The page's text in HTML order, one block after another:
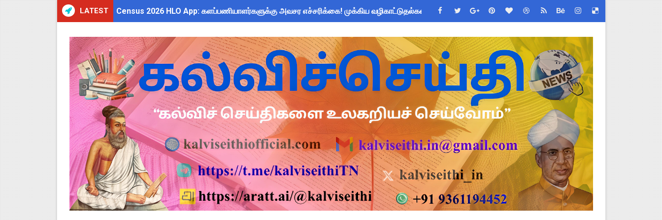
LATEST Census 2026 HLO App: களப்பணியாளர்களுக்கு அவசர எச்சரிக்கை! முக்கிய வழிகாட்டுதல்கள் & சட்டப்பூர்வ விதிகள்!
WWF India வழங்கும் Wild Wisdom Global Challenge 2026 ஆங்கில வினாடி வினா போட்டி! 6-9 வகுப்பு மாணவர்கள் பங்கேற்க தமிழ்நாடு பள்ளிக்கல்வி இணை
அரசு ஊழியர்களுக்கு ரூ.14,000 கோடி நிதி குறைப்பா? புதிய மருத்துவக் காப்பீடு & OPS கோரிக்கை - TNGEA கண்டனம்!
தமிழகப் பள்ளிகளுக்கு முக்கிய அறிவிப்பு: ஆகஸ்ட் 10 தேசிய குடற்புழு நீக்க நாள் - அல்பெண்டசோல் (Albendazole 400 mg) மாத்திரை வழங்க பள்ளிக்கல்வித்துறை
Kalai Thiruvizha 2026 - 2027 Forms: கலைத் திருவிழா போட்டிகளுக்கான அனைத்து Excel & Word படிவங்கள் ஒரே லிங்க்கில்!
4th & 5th Standard Ennum Ezhuthum Term 1 Set 10 Lesson Plan August 2026 - Download Link
2027 Census Duty for Teachers: புதுக்கோட்டை CEO வெளியிட்ட அவசர சுற்றறிக்கை - முழு விவரங்கள்!
Census 2027: கோவை பள்ளி ஆசிரியர்களுக்கு காலை, மாலை நேரங்களில் கணக்கெடுப்பு பணி செய்ய அனுமதி - ஆட்சியர் சுற்றறிக்கை!
திருவண்ணாமலை CEO அதிரடி உத்தரவு: முழு நாள் மக்கள் தொகை கணக்கெடுப்பு பணிக்குத் தடை! ஆசிரியர்களுக்கு புதிய விதிகள்!